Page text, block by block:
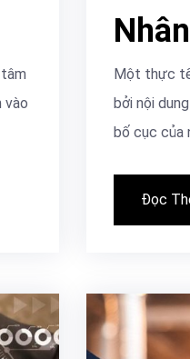
vào
Một thực
bởi nội
bố cục của
Đọc